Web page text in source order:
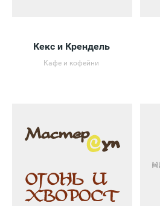
Кекс и Крендель
Кафе и кофейни